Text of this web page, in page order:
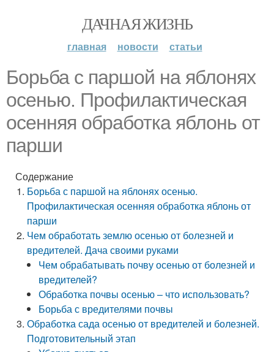
ДАЧНАЯ ЖИЗНЬ
главная новости статьи
Борьба с паршой на яблонях
осенью. Профилактическая
осенняя обработка яблонь от
парши
Содержание
Борьба с паршой на яблонях осенью.
Профилактическая осенняя обработка яблонь от
парши
Чем обработать землю осенью от болезней и
вредителей. Дача своими руками
Чем обрабатывать почву осенью от болезней и
вредителей?
Обработка почвы осенью – что использовать?
Борьба с вредителями почвы
Обработка сада осенью от вредителей и болезней.
Подготовительный этап